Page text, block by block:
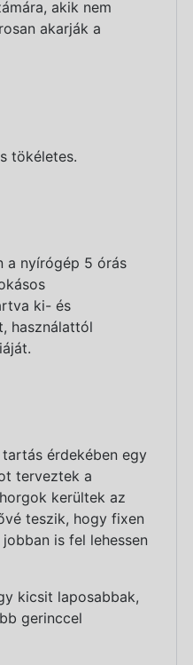
akik nem
akarják a
tökéletes.
a nyírógép 5 órás
ki- és
használattól
érdekében egy
terveztek a
kerültek az
teszik, hogy fixen
is fel lehessen
kicsit laposabbak,
gerinccel